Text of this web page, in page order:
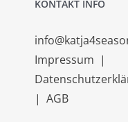
KONTAKT INFO
Impressum |
| AGB